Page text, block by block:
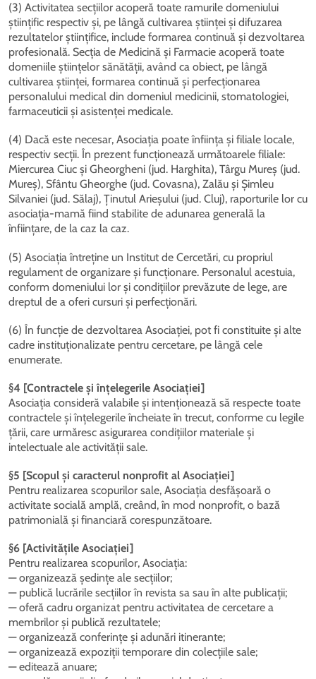
(3) Activitatea secțiilor acoperă toate ramurile domeniului
științific respectiv și, pe lângă cultivarea științei și difuzarea
rezultatelor științifice, include formarea continuă și dezvoltarea
profesională. Secția de Medicină și Farmacie acoperă toate
domeniile științelor sănătății, având ca obiect, pe lângă
cultivarea științei, formarea continuă și perfecționarea
personalului medical din domeniul medicinii, stomatologiei,
farmaceuticii și asistenței medicale.
(4) Dacă este necesar, Asociația poate înființa și filiale locale,
respectiv secții. În prezent funcționează următoarele filiale:
Miercurea Ciuc și Gheorgheni (jud. Harghita), Târgu Mureș (jud.
Mureș), Sfântu Gheorghe (jud. Covasna), Zalău și Șimleu
Silvaniei (jud. Sălaj), Ținutul Arieșului (jud. Cluj), raporturile lor cu
asociația-mamă fiind stabilite de adunarea generală la
înființare, de la caz la caz.
(5) Asociația întreține un Institut de Cercetări, cu propriul
regulament de organizare și funcționare. Personalul acestuia,
conform domeniului lor și condițiilor prevăzute de lege, are
dreptul de a oferi cursuri și perfecționări.
(6) În funcție de dezvoltarea Asociației, pot fi constituite și alte
cadre instituționalizate pentru cercetare, pe lângă cele
enumerate.
§4 [Contractele și înțelegerile Asociației]
Asociația consideră valabile și intenționează să respecte toate
contractele și înțelegerile încheiate în trecut, conforme cu legile
țării, care urmăresc asigurarea condițiilor materiale și
intelectuale ale activității sale.
§5 [Scopul și caracterul nonprofit al Asociației]
Pentru realizarea scopurilor sale, Asociația desfășoară o
activitate socială amplă, creând, în mod nonprofit, o bază
patrimonială și financiară corespunzătoare.
§6 [Activitățile Asociației]
Pentru realizarea scopurilor, Asociația:
— organizează ședințe ale secțiilor;
— publică lucrările secțiilor în revista sa sau în alte publicații;
— oferă cadru organizat pentru activitatea de cercetare a
membrilor și publică rezultatele;
— organizează conferințe și adunări itinerante;
— organizează expoziții temporare din colecțiile sale;
— editează anuare;